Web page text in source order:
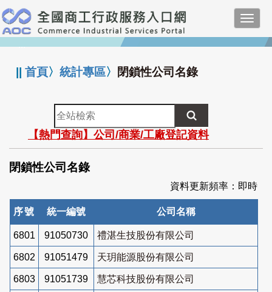
跳
到
主
要
:::
||首頁〉統計專區〉 閉鎖性公司名錄
全
站
檢
索
【熱門查詢】公司/商業/工廠登記資料
閉鎖性公司名錄
資料更新頻率：即時
序號 統一編號 公司名稱
6801 91050730 禮湛生技股份有限公司
6802 91051479 天玥能源股份有限公司
6803 91051739 慧芯科技股份有限公司